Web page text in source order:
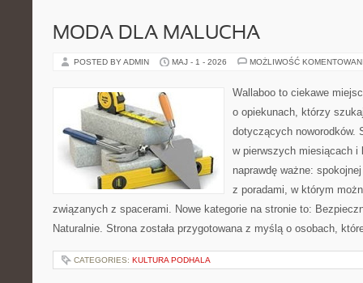
MODA DLA MALUCHA
POSTED BY ADMIN MAJ - 1 - 2026 MOŻLIWOŚĆ
Wallaboo to ciekawe
o opiekunach, którzy
dotyczących noworodków.
w pierwszych miesiącach
naprawdę ważne:
z poradami, w którym
związanych z spacerami. Nowe kategorie na stronie to:
Naturalnie. Strona została przygotowana z myślą o osobach,
CATEGORIES: KULTURA PODHALA